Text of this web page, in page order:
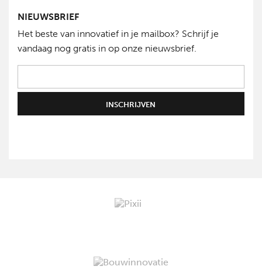
NIEUWSBRIEF
Het beste van innovatief in je mailbox? Schrijf je
vandaag nog gratis in op onze nieuwsbrief.